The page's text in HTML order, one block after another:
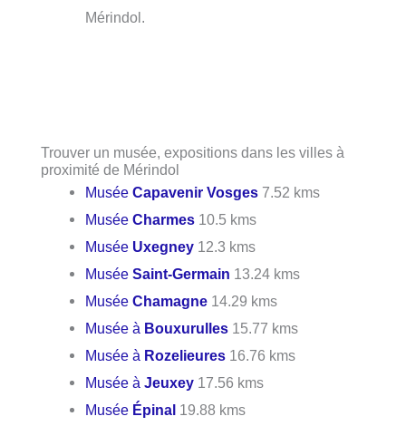
Mérindol.
Trouver un musée, expositions dans les villes à
proximité de Mérindol
MuséeCapavenir Vosges 7.52 kms
MuséeCharmes 10.5 kms
Musée Uxegney 12.3 kms
MuséeSaint-Germain 13.24 kms
MuséeChamagne 14.29 kms
Musée à Bouxurulles 15.77 kms
Musée à Rozelieures 16.76 kms
Musée àJeuxey 17.56 kms
Musée Épinal 19.88 kms